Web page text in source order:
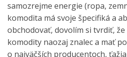
samozrejme energie (ropa,
komodita má svoje špecifiká a
obchodovať, dovolím si tvrdiť,
komodity naozaj znalec a mať
o najväčších producentoch,